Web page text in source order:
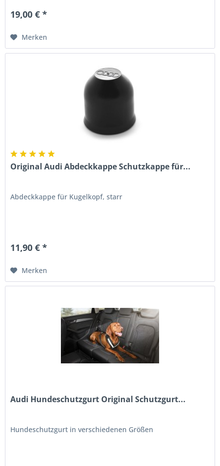
19,00 € *
Merken
Original Audi Abdeckkappe Schutzkappe für...
Abdeckkappe für Kugelkopf, starr
11,90 € *
Merken
Audi Hundeschutzgurt Original Schutzgurt...
Hundeschutzgurt in verschiedenen Größen